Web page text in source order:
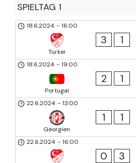
SPIELTAG 1
18.6.2024 - 16:00
Türkei
3 1
18.6.2024 - 19:00
Portugal
2 1
22.6.2024 - 13:00
Georgien
1 1
22.6.2024 - 16:00
0 3